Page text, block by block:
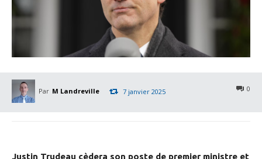
Par M Landreville 0
7 janvier 2025
Justin Trudeau cèdera son poste de premier ministre et